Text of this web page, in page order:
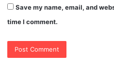
Save my name, email, and
time I comment.